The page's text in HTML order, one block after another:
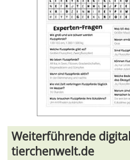
Weiterführende
tierchenwelt.de